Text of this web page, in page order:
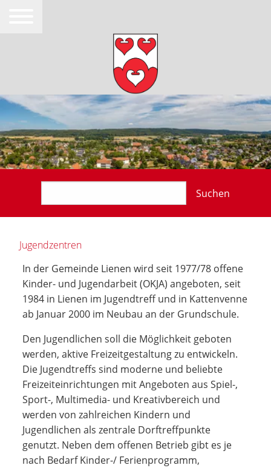
Suchen
Jugendzentren
In der Gemeinde Lienen wird seit 1977/78 offene
Kinder- und Jugendarbeit (OKJA) angeboten, seit
1984 in Lienen im Jugendtreff und in Kattenvenne
ab Januar 2000 im Neubau an der Grundschule.
Den Jugendlichen soll die Möglichkeit geboten
werden, aktive Freizeitgestaltung zu entwickeln.
Die Jugendtreffs sind moderne und beliebte
Freizeiteinrichtungen mit Angeboten aus Spiel-,
Sport-, Multimedia- und Kreativbereich und
werden von zahlreichen Kindern und
Jugendlichen als zentrale Dorftreffpunkte
genutzt. Neben dem offenen Betrieb gibt es je
nach Bedarf Kinder-/ Ferienprogramm,